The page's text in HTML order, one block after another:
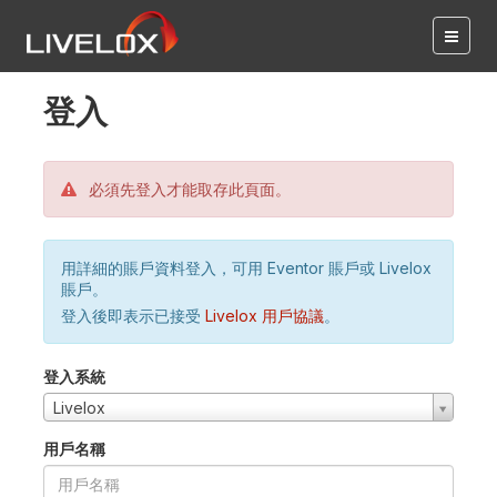
登入
必須先登入才能取存此頁面。
用詳細的賬戶資料登入，可用 Eventor 賬戶或 Livelox
賬戶。
登入後即表示已接受 Livelox 用戶協議。
登入系統
Livelox
用戶名稱